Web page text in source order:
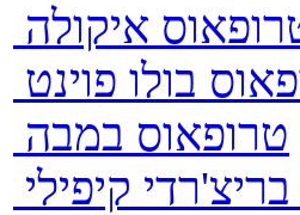
איקולה
בולו פוינט
טרופאוס במבה
קיפילי